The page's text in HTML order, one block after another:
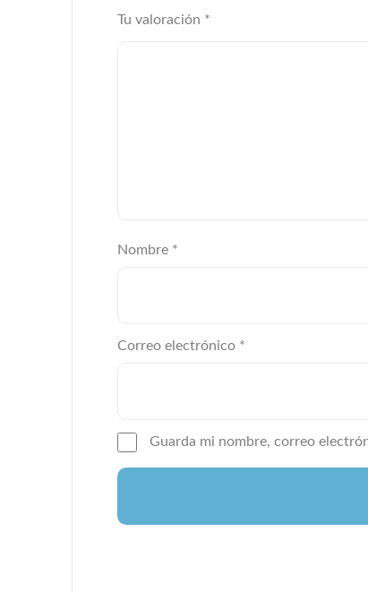
Tu valoración *
Nombre *
Correo electrónico *
Guarda mi nombre, correo